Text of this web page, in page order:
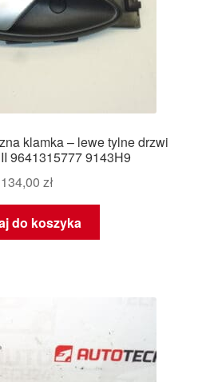
klamka – lewe tylne drzwi
9641315777 9143H9
134,00 zł
do koszyka